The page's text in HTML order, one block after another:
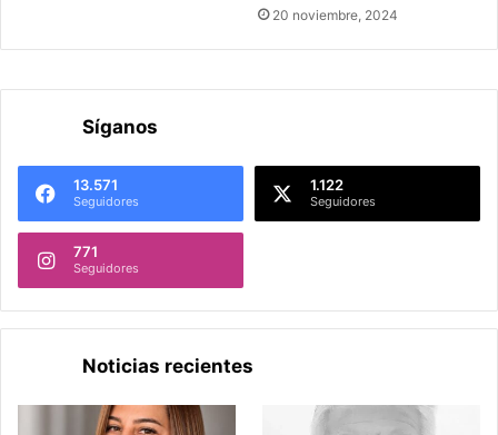
20 noviembre, 2024
Síganos
13.571
Seguidores
1.122
Seguidores
771
Seguidores
Noticias recientes